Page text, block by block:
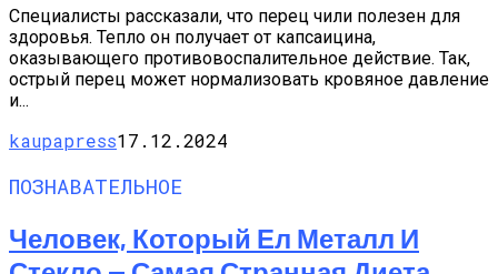
Специалисты рассказали, что перец чили полезен для
здоровья. Тепло он получает от капсаицина,
оказывающего противовоспалительное действие. Так,
острый перец может нормализовать кровяное давление
и...
kaupapress17.12.2024
ПОЗНАВАТЕЛЬНОЕ
Человек, Который Ел Металл И